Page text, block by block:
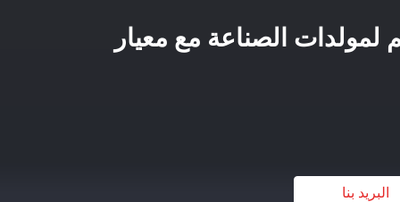
الصناعة مع معيار
البريد بنا